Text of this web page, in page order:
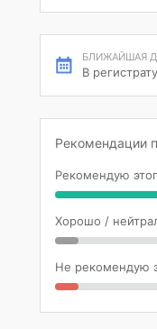
БЛИЖАЙШАЯ
В
Рекомендации
Рекомендую
Хорошо /
Не рекомендую